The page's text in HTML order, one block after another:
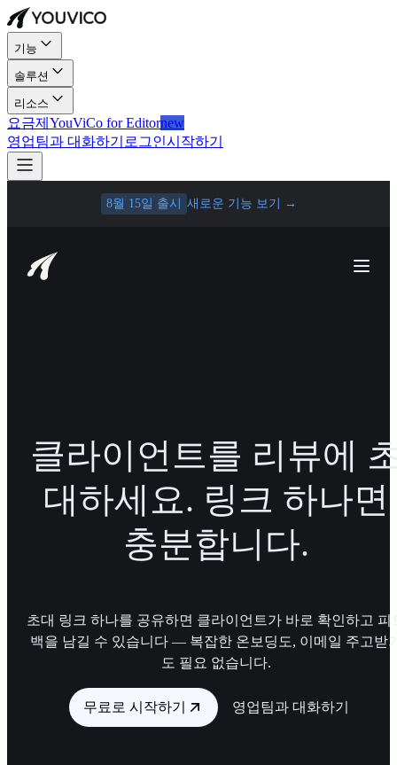
기능
솔루션
리소스
요금제 YouViCo for Editornew
영업팀과 대화하기 로그인시작하기
8월 15일 출시 새로운 기능 보기 →
클라이언트를 리뷰에
대하세요. 링크 하나면
충분합니다.
초대 링크 하나를 공유하면 클라이언트가 바로 확인하고 피
백을 남길 수 있습니다 — 복잡한 온보딩도, 이메일 주고받
도 필요 없습니다.
무료로 시작하기 영업팀과 대화하기